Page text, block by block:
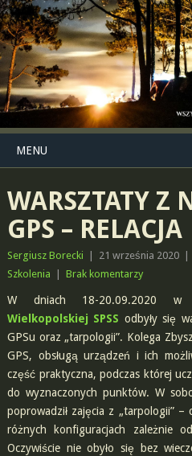
MENU
WARSZTATY Z
GPS – RELACJA
Sergiusz Borecki 21 września 2020
Szkolenia
Brak komentarzy
W dniach 18-20.09.2020 w
Wielkopolskiej SPSS odbyły się
GPSu oraz „tarpologii”. Kolega
GPS, obsługą urządzeń i ich
część praktyczna, podczas której
do wyznaczonych punktów. W
poprowadził zajęcia z „tarpologii”
różnych konfiguracjach zależnie
Oczywiście nie obyło się bez